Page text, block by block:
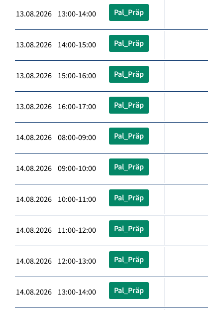
13.08.2026 13:00-14:00 Pal_Präp
13.08.2026 14:00-15:00 Pal_Präp
13.08.2026 15:00-16:00 Pal_Präp
13.08.2026 16:00-17:00 Pal_Präp
14.08.2026 08:00-09:00 Pal_Präp
14.08.2026 09:00-10:00 Pal_Präp
14.08.2026 10:00-11:00 Pal_Präp
14.08.2026 11:00-12:00 Pal_Präp
14.08.2026 12:00-13:00 Pal_Präp
14.08.2026 13:00-14:00 Pal_Präp